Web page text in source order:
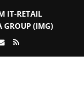
IT-RETAIL
GROUP (IMG)